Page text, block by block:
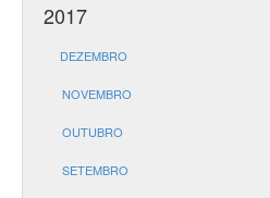
2017
DEZEMBRO
NOVEMBRO
OUTUBRO
SETEMBRO